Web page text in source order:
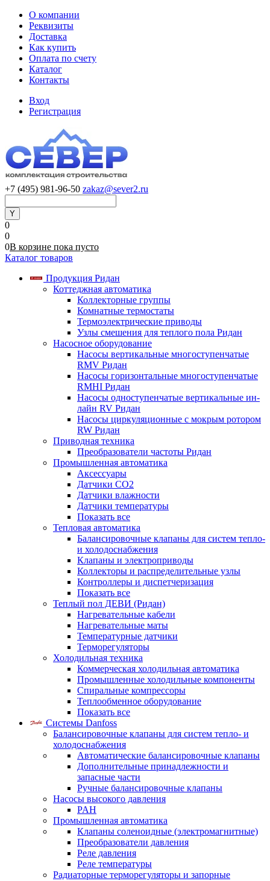
О компании
Реквизиты
Доставка
Как купить
Оплата по счету
Каталог
Контакты
Вход
Регистрация
+7 (495) 981-96-50 zakaz@sever2.ru
0
0
0В корзине пока пусто
Каталог товаров
Продукция Ридан
Коттеджная автоматика
Коллекторные группы
Комнатные термостаты
Термоэлектрические приводы
Узлы смешения для теплого пола Ридан
Насосное оборудование
Насосы вертикальные многоступенчатые
RMV Ридан
Насосы горизонтальные многоступенчатые
RMHI Ридан
Насосы одноступенчатые вертикальные ин-
лайн RV Ридан
Насосы циркуляционные с мокрым ротором
RW Ридан
Приводная техника
Преобразователи частоты Ридан
Промышленная автоматика
Аксессуары
Датчики CO2
Датчики влажности
Датчики температуры
Показать все
Тепловая автоматика
Балансировочные клапаны для систем тепло-
и холодоснабжения
Клапаны и электроприводы
Коллекторы и распределительные узлы
Контроллеры и диспетчеризация
Показать все
Теплый пол ДЕВИ (Ридан)
Нагревательные кабели
Нагревательные маты
Температурные датчики
Терморегуляторы
Холодильная техника
Коммерческая холодильная автоматика
Промышленные холодильные компоненты
Спиральные компрессоры
Теплообменное оборудование
Показать все
Системы Danfoss
Балансировочные клапаны для систем тепло- и
холодоснабжения
Автоматические балансировочные клапаны
Дополнительные принадлежности и
запасные части
Ручные балансировочные клапаны
Насосы высокого давления
PAH
Промышленная автоматика
Клапаны соленоидные (электромагнитные)
Преобразователи давления
Реле давления
Реле температуры
Радиаторные терморегуляторы и запорные